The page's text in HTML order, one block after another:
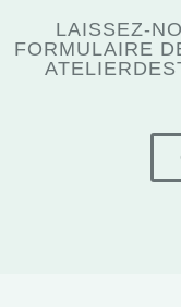
LAISSEZ-
FORMULAIRE